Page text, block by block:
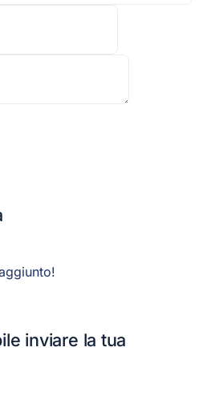
inviare la tua